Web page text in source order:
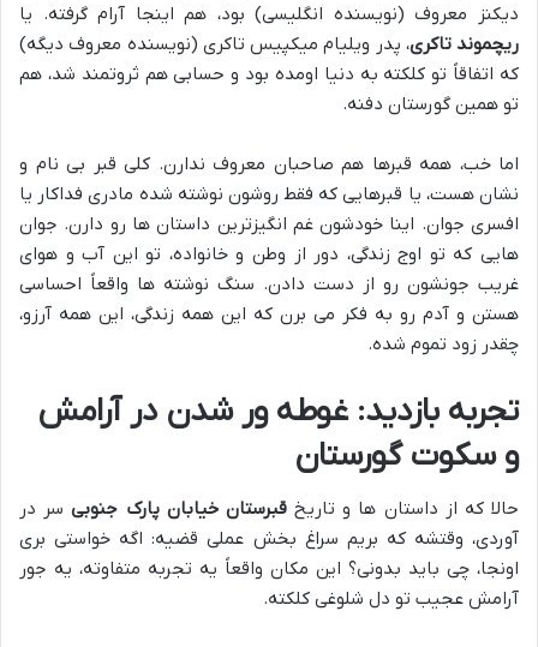
دیکنز معروف (نویسنده انگلیسی) بود، هم اینجا آرام گرفته. یا
ریچموند تاکری، پدر ویلیام میکپیس تاکری (نویسنده معروف دیگه)
که اتفاقاً تو کلکته به دنیا اومده بود و حسابی هم ثروتمند شد، هم
تو همین گورستان دفنه.
اما خب، همه قبرها هم صاحبان معروف ندارن. کلی قبر بی نام و
نشان هست، یا قبرهایی که فقط روشون نوشته شده مادری فداکار یا
افسری جوان. اینا خودشون غم انگیزترین داستان ها رو دارن. جوان
هایی که تو اوج زندگی، دور از وطن و خانواده، تو این آب و هوای
غریب جونشون رو از دست دادن. سنگ نوشته ها واقعاً احساسی
هستن و آدم رو به فکر می برن که این همه زندگی، این همه آرزو،
چقدر زود تموم شده.
تجربه بازدید: غوطه ور شدن در آرامش
و سکوت گورستان
حالا که از داستان ها و تاریخقبرستان خیابان پارک جنوبیسر در
آوردی، وقتشه که بریم سراغ بخش عملی قضیه: اگه خواستی بری
اونجا، چی باید بدونی؟ این مکان واقعاً یه تجربه متفاوته، یه جور
آرامش عجیب تو دل شلوغی کلکته.